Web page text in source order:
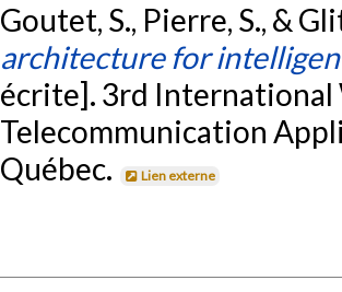
Goutet, S., Pierre, S., &
architecture for
écrite]. 3rd
Telecommunication
Québec.
Lien externe